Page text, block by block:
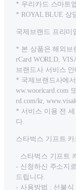
* 우리카드 스마트
* ROYAL BLUE 상
국제브랜드 프리미
* 본 상품은 해외브
rCard WORLD,
브랜드사 서비스
* 국제브랜드사에
ww.wooricard.com
rd.com/kr,
* 서비스 이용 전
다.
스타벅스 기프트 카
· 스타벅스 기프트
- 신청하신 주소지
드립니다.
- 사용방법 : 선불